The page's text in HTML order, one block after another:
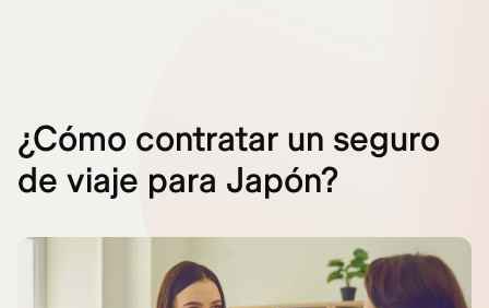
¿Cómo contratar un seguro
de viaje para Japón?